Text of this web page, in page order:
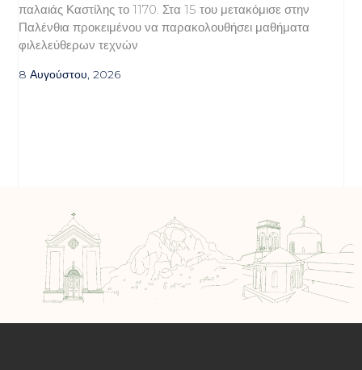
παλαιάς Καστίλης το 1170. Στα 15 του μετακόμισε στην
Παλένθια προκειμένου να παρακολουθήσει μαθήματα
φιλελεύθερων τεχνών
8 Αυγούστου, 2026